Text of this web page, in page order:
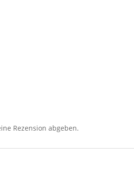
Rezension abgeben.